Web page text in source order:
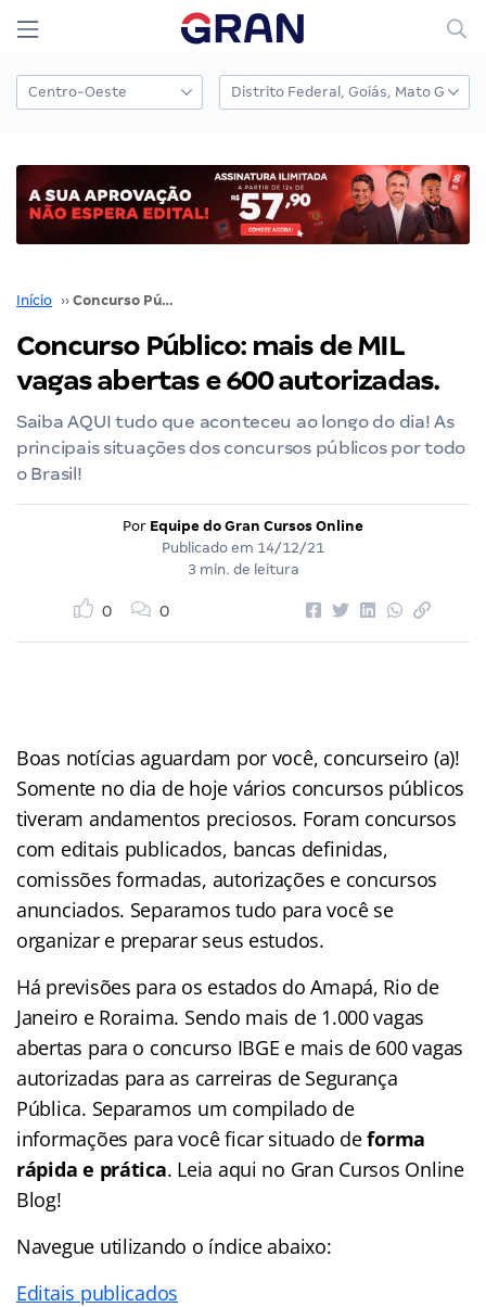
Início ›› Concurso Público: mais de MIL vagas abertas e 600 autorizadas.
Concurso Público: mais de MIL
vagas abertas e 600 autorizadas.
Saiba AQUI tudo que aconteceu ao longo do dia! As
principais situações dos concursos públicos por todo
o Brasil!
Por Equipe do Gran Cursos Online
Publicado em 14/12/21
3 min. de leitura
0 0
Boas notícias aguardam por você, concurseiro (a)!
Somente no dia de hoje vários concursos públicos
tiveram andamentos preciosos. Foram concursos
com editais publicados, bancas definidas,
comissões formadas, autorizações e concursos
anunciados. Separamos tudo para você se
organizar e preparar seus estudos.
Há previsões para os estados do Amapá, Rio de
Janeiro e Roraima. Sendo mais de 1.000 vagas
abertas para o concurso IBGE e mais de 600 vagas
autorizadas para as carreiras de Segurança
Pública. Separamos um compilado de
informações para você ficar situado deforma
rápida e prática. Leia aqui no Gran Cursos Online
Blog!
Navegue utilizando o índiceabaixo:
Editais publicados